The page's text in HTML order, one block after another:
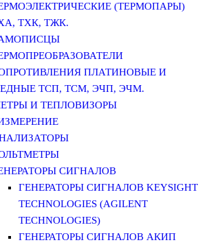
(ТЕРМОПАРЫ)
ТХК, ТЖК.
ПЛАТИНОВЫЕ И
ТСП, ТСМ, ЭЧП, ЭЧМ.
И ТЕПЛОВИЗОРЫ
СИГНАЛОВ
ГЕНЕРАТОРЫ СИГНАЛОВ KEYSIGHT
TECHNOLOGIES (AGILENT
TECHNOLOGIES)
ГЕНЕРАТОРЫ СИГНАЛОВ АКИП